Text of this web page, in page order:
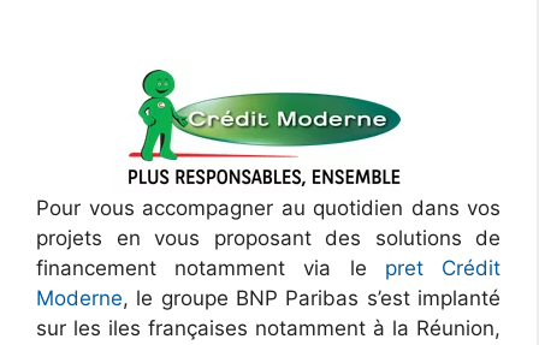
Pour vous accompagner au quotidien dans vos
projets en vous proposant des solutions de
financement notamment via le pret Crédit
Moderne, le groupe BNP Paribas s’est implanté
sur les iles françaises notamment à la Réunion,